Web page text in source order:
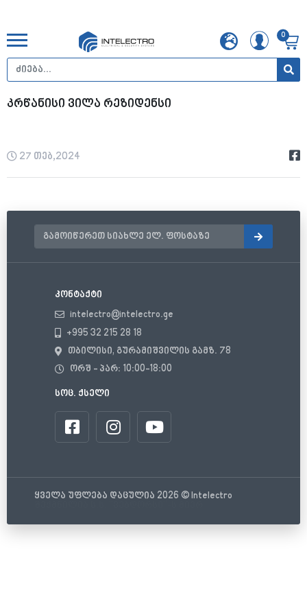
0
კრწანისი ვილა რეზიდენსი
27 თებ,2024
კონტაქტი
intelectro@intelectro.ge
+995 32 215 28 18
თბილისი, გურამიშვილის გამზ. 78
ორშ - პარ: 10:00-18:00
სოც. ქსელი
ყველა უფლება დაცულია 2026 © Intelectro